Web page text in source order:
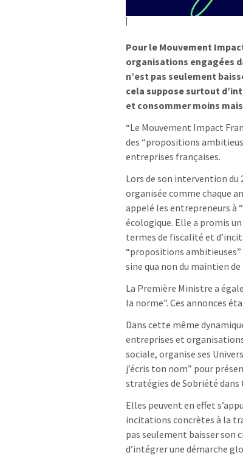
Pour le Mouvement
organisations engagées
n’est pas seulement
cela suppose surtout
et consommer moins
“Le Mouvement Impact
des “propositions
entreprises françaises.
Lors de son intervention du
organisée comme chaque
appelé les entrepreneurs à
écologique. Elle a promis
termes de fiscalité et
“propositions
sine qua non du maintien
La Première Ministre a
la norme”. Ces annonces
Dans cette même
entreprises et
sociale, organise ses
j’écris ton nom” pour
stratégies de Sobriété
Elles peuvent en effet
incitations concrètes à la
pas seulement baisser son
d’intégrer une démarche